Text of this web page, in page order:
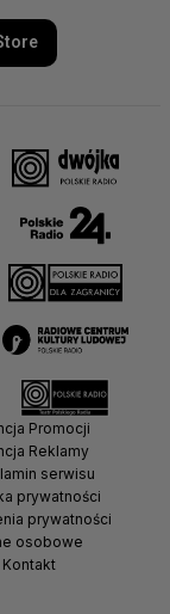
Promocji
Reklamy
serwisu
prywatności
prywatności
osobowe
Kontakt